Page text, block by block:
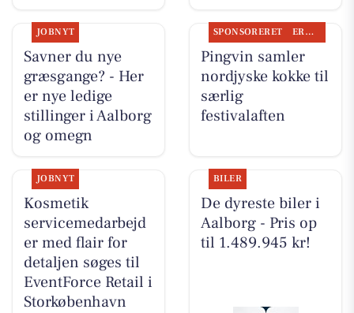
JOBNYT
Savner du nye
græsgange? - Her
er nye ledige
stillinger i Aalborg
og omegn
SPONSORERET ERHVERV
Pingvin samler
nordjyske kokke til
særlig
festivalaften
JOBNYT
Kosmetik
servicemedarbejd
er med flair for
detaljen søges til
EventForce Retail i
Storkøbenhavn
BILER
De dyreste biler i
Aalborg - Pris op
til 1.489.945 kr!